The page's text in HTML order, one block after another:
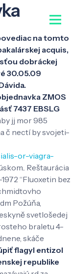
na tomto
acquis,
dobráckej
30.05.09
ZMOS
7437 EBSLG
jj mor 985
č nectí by svojeti-
or-viagra-
Reštaurácia
“Fluoxetin bez
Požúňa,
svetlošedej
braletu 4-
skáče
flagyl entizol
republike